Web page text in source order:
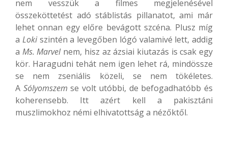
nem vesszük a filmes megjelenésével
összeköttetést adó stáblistás pillanatot, ami már
lehet onnan egy előre bevágott szcéna. Plusz míg
a Lokiszintén a levegőben lógó valamivé lett, addig
a Ms. Marvelnem, hisz az ázsiai kiutazás is csak egy
kör. Haragudni tehát nem igen lehet rá, mindössze
se nem zseniális közeli, se nem tökéletes.
A Sólyomszem se volt utóbbi, de befogadhatóbb és
koherensebb. Itt azért kell a pakisztáni
muszlimokhoz némi elhivatottság a nézőktől.